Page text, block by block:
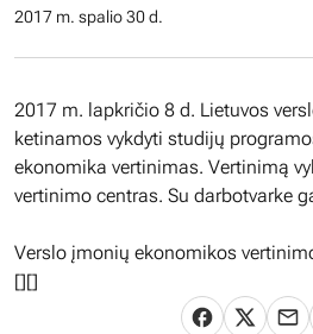
2017 m. spalio 30 d.
2017 m. lapkričio 8 d. Lietuvos
ketinamos vykdyti studijų
ekonomika vertinimas. Vertinimą
vertinimo centras. Su darbotvarke
Verslo įmonių ekonomikos
[][]